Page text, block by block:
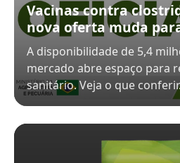
Vacinas contra
nova oferta muda
A disponibilidade de 5,4
mercado abre espaço para
sanitário. Veja o que